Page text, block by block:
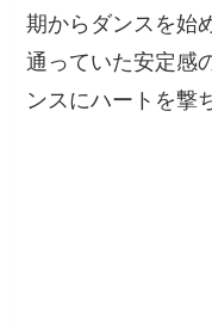
期からダンスを始
通っていた安定感
ンスにハートを撃